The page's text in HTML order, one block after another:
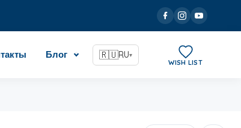
Блог 🇷🇺RU▾
WISH LIST